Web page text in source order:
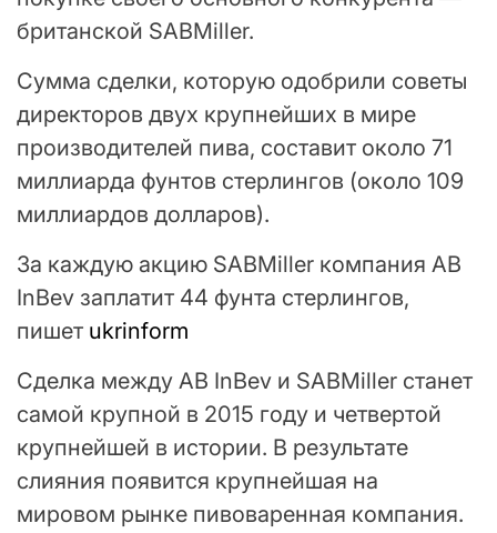
британской SABMiller.
Сумма сделки, которую одобрили советы
директоров двух крупнейших в мире
производителей пива, составит около 71
миллиарда фунтов стерлингов (около 109
миллиардов долларов).
За каждую акцию SABMiller компания AB
InBev заплатит 44 фунта стерлингов,
пишет ukrinform
Сделка между AB InBev и SABMiller станет
самой крупной в 2015 году и четвертой
крупнейшей в истории. В результате
слияния появится крупнейшая на
мировом рынке пивоваренная компания.